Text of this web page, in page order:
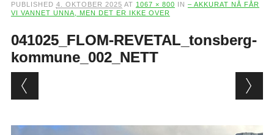
PUBLISHED 4. OKTOBER 2025 AT 1067 × 800 IN – AKKURAT NÅ FÅR
VI VANNET UNNA, MEN DET ER IKKE OVER
041025_FLOM-REVETAL_tonsberg-
kommune_002_NETT